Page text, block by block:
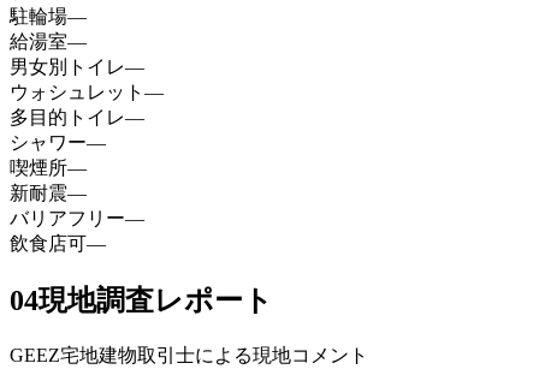
駐輪場—
給湯室—
男女別トイレ—
ウォシュレット —
多目的トイレ—
シャワー—
喫煙所—
新耐震—
バリアフリー—
飲食店可—
04現地調査レポート
GEEZ宅地建物取引士による現地コメント